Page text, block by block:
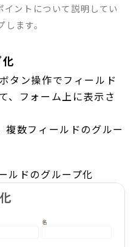
ントについて説明してい
ます。
タン操作でフィールド
、フォーム上に表示さ
数フィールドのグルー
ルドのグループ化